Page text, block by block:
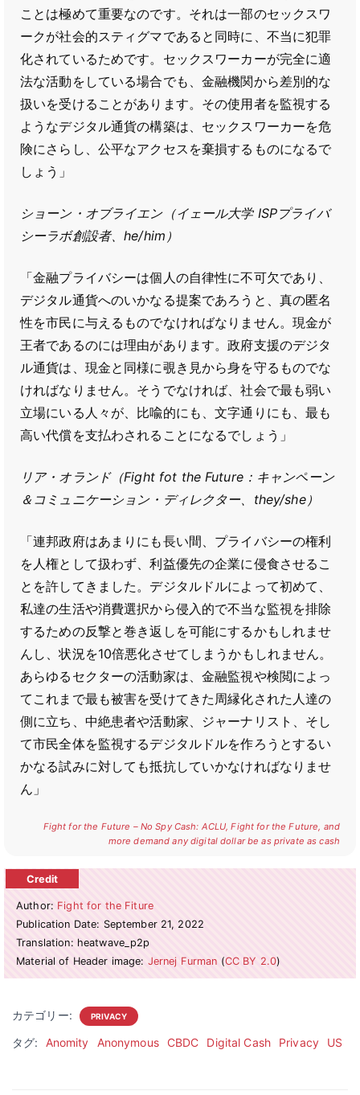
ことは極めて重要なのです。それは一部のセックスワ
ークが社会的スティグマであると同時に、不当に犯罪
化されているためです。セックスワーカーが完全に適
法な活動をしている場合でも、金融機関から差別的な
扱いを受けることがあります。その使用者を監視する
ようなデジタル通貨の構築は、セックスワーカーを危
険にさらし、公平なアクセスを棄損するものになるで
しょう」
ショーン・オブライエン（イェール大学 ISPプライバ
シーラボ創設者、he/him）
「金融プライバシーは個人の自律性に不可欠であり、
デジタル通貨へのいかなる提案であろうと、真の匿名
性を市民に与えるものでなければなりません。現金が
王者であるのには理由があります。政府支援のデジタ
ル通貨は、現金と同様に覗き見から身を守るものでな
ければなりません。そうでなければ、社会で最も弱い
立場にいる人々が、比喩的にも、文字通りにも、最も
高い代償を支払わされることになるでしょう」
リア・オランド（Fight fot the Future：キャンペーン
＆コミュニケーション・ディレクター、they/she）
「連邦政府はあまりにも長い間、プライバシーの権利
を人権として扱わず、利益優先の企業に侵食させるこ
とを許してきました。デジタルドルによって初めて、
私達の生活や消費選択から侵入的で不当な監視を排除
するための反撃と巻き返しを可能にするかもしれませ
んし、状況を10倍悪化させてしまうかもしれません。
あらゆるセクターの活動家は、金融監視や検閲によっ
てこれまで最も被害を受けてきた周縁化された人達の
側に立ち、中絶患者や活動家、ジャーナリスト、そし
て市民全体を監視するデジタルドルを作ろうとするい
かなる試みに対しても抵抗していかなければなりませ
ん」
Fight for the Future – No Spy Cash: ACLU, Fight for the Future, and
more demand any digital dollar be as private as cash
Author: Fight for the Fiture
Publication Date: September 21, 2022
Translation: heatwave_p2p
Material of Header image: Jernej Furman (CC BY 2.0)
カテゴリー: PRIVACY
タグ: Anomity Anonymous CBDC Digital Cash Privacy US